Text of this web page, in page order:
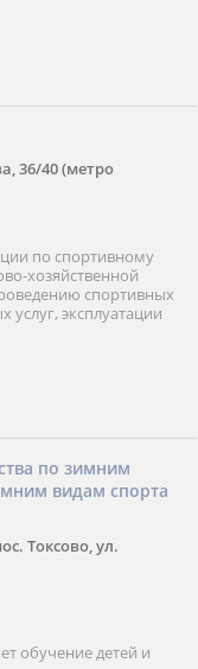
36/40 (метро
по спортивному
хозяйственной
спортивных
эксплуатации
по зимним
видам спорта
Токсово, ул.
обучение детей и